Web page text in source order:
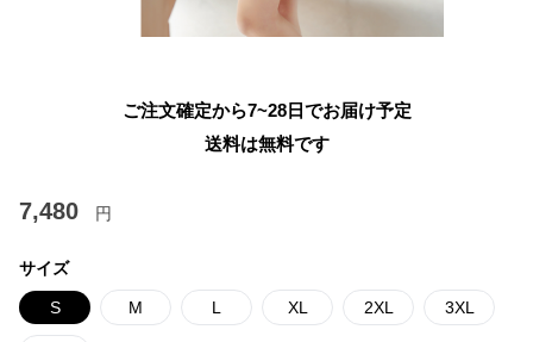
ご注文確定から7~28日でお届け予定
送料は無料です
7,480 円
サイズ
S M L XL 2XL 3XL